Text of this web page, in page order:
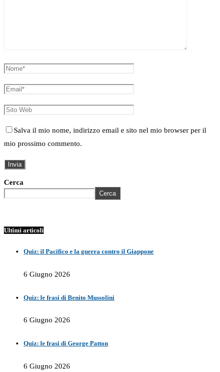
Salva il mio nome, indirizzo email e sito nel mio browser per il
mio prossimo commento.
Cerca
Cerca
Ultimi articoli
Quiz: il Pacifico e la guerra contro il Giappone
6 Giugno 2026
Quiz: le frasi di Benito Mussolini
6 Giugno 2026
Quiz: le frasi di George Patton
6 Giugno 2026